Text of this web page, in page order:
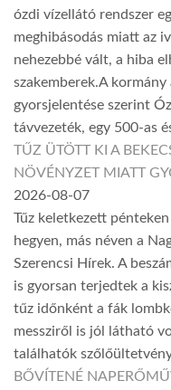
ózdi vízellátó rendszer
meghibásodás miatt az
nehezebbé vált, a hiba
szakemberek.A
gyorsjelentése szerint
távvezeték, egy 500-as
TŰZ ÜTÖTT KI A
NÖVÉNYZET MIATT
2026-08-07
Tűz keletkezett
hegyen, más néven a
Szerencsi Hírek. A
is gyorsan terjedtek a
tűz időnként a fák
messziről is jól látható
találhatók
BŐVÍTENÉ